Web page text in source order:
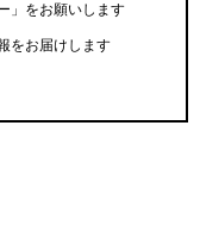
」をお願いします
をお届けします